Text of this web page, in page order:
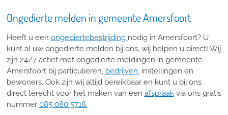
Ongedierte melden in gemeente Amersfoort
Heeft u een ongediertebestrijding nodig in Amersfoort? U
kunt al uw ongedierte melden bij ons, wij helpen u direct! Wij
zijn 24/7 actief met ongedierte meldingen in gemeente
Amersfoort bij particulieren, bedrijven, instellingen en
bewoners. Ook zijn wij altijd bereikbaar en kunt u bij ons
direct terecht voor het maken van een afspraakvia ons gratis
nummer 085 080 5718.